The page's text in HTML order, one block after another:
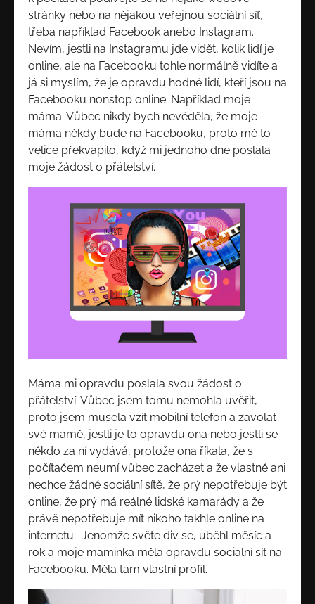
stránky nebo na nějakou veřejnou sociální síť,
třeba například Facebook anebo Instagram.
Nevím, jestli na Instagramu jde vidět, kolik lidí je
online, ale na Facebooku tohle normálně vidíte a
já si myslím, že je opravdu hodně lidí, kteří jsou na
Facebooku nonstop online. Například moje
máma. Vůbec nikdy bych nevěděla, že moje
máma někdy bude na Facebooku, proto mě to
velice překvapilo, když mi jednoho dne poslala
moje žádost o přátelství.
Máma mi opravdu poslala svou žádost o
přátelství. Vůbec jsem tomu nemohla uvěřit,
proto jsem musela vzít mobilní telefon a zavolat
své mámě, jestli je to opravdu ona nebo jestli se
někdo za ní vydává, protože ona říkala, že s
počítačem neumí vůbec zacházet a že vlastně ani
nechce žádné sociální sítě, že prý nepotřebuje být
online, že prý má reálné lidské kamarády a že
právě nepotřebuje mít nikoho takhle online na
internetu. Jenomže světe div se, uběhl měsíc a
rok a moje maminka měla opravdu sociální síť na
Facebooku. Měla tam vlastní profil.